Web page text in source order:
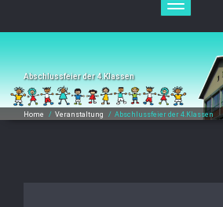
Toggle
navigation
Abschlussfeier der 4.Klassen
Home / Veranstaltung / Abschlussfeier der 4.Klassen